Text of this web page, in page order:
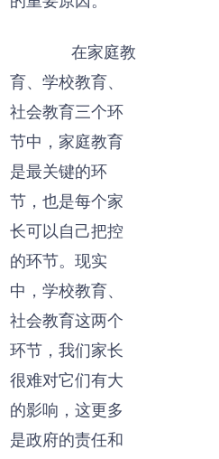
在家庭教
育、学校教育、
社会教育三个环
节中，家庭教育
是最关键的环
节，也是每个家
长可以自己把控
的环节。现实
中，学校教育、
社会教育这两个
环节，我们家长
很难对它们有大
的影响，这更多
是政府的责任和